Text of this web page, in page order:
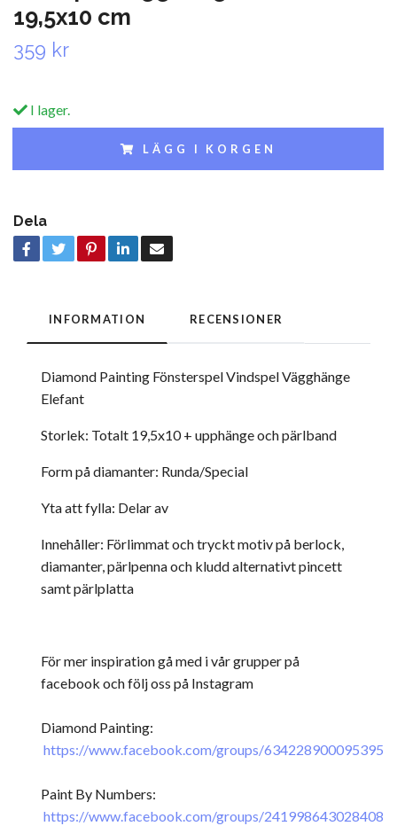
19,5x10 cm
359 kr
I lager.
LÄGG I KORGEN
Dela
INFORMATION RECENSIONER
Diamond Painting Fönsterspel Vindspel Vägghänge
Elefant
Storlek: Totalt 19,5x10 + upphänge och pärlband
Form på diamanter: Runda/Special
Yta att fylla: Delar av
Innehåller: Förlimmat och tryckt motiv på berlock,
diamanter, pärlpenna och kludd alternativt pincett
samt pärlplatta
För mer inspiration gå med i vår grupper på
facebook och följ oss på Instagram
Diamond Painting:
https://www.facebook.com/groups/634228900095395
Paint By Numbers:
https://www.facebook.com/groups/241998643028408